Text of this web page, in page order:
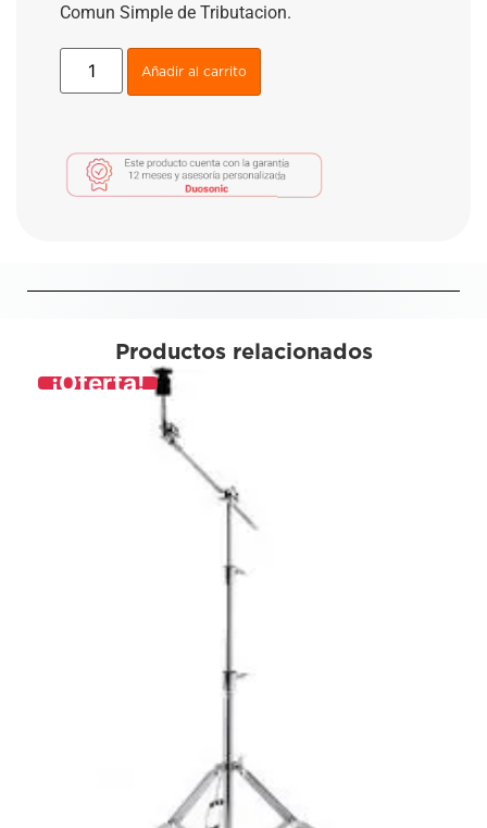
Comun Simple de Tributacion.
Añadir al carrito
Productos relacionados
¡Oferta!